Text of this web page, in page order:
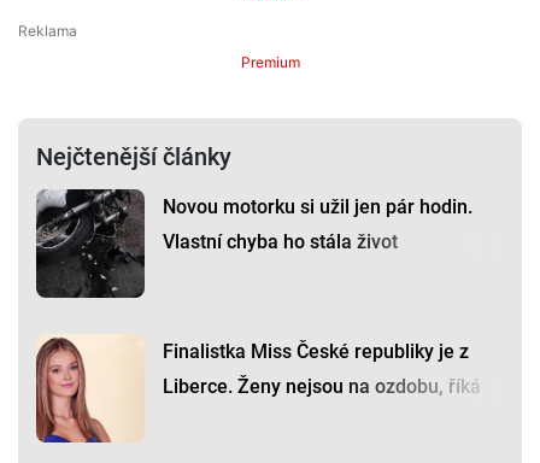
Premium
Nejčtenější články
Novou motorku si užil jen pár hodin.
Vlastní chyba ho stála život
Finalistka Miss České republiky je z
Liberce. Ženy nejsou na ozdobu, říká